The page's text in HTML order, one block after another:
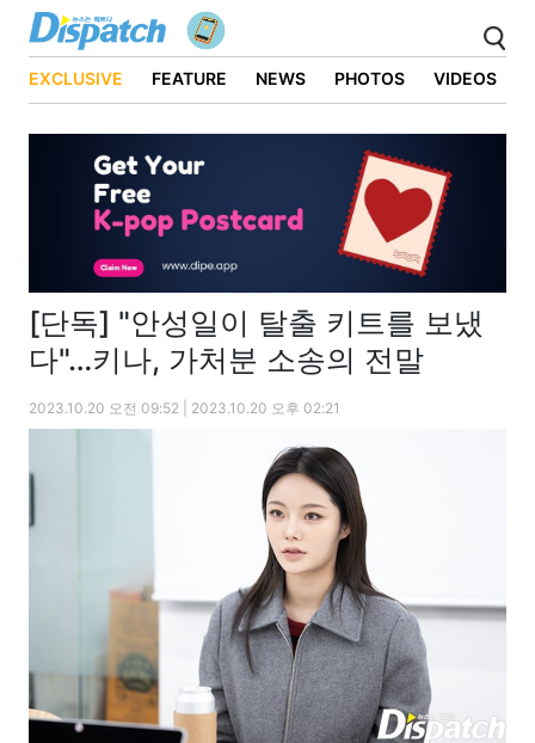
EXCLUSIVE FEATURE NEWS PHOTOS VIDEOS
[단독] "안성일이 탈출 키트를 보냈
다"…키나, 가처분 소송의 전말
2023.10.20 오전 09:52 | 2023.10.20 오후 02:21